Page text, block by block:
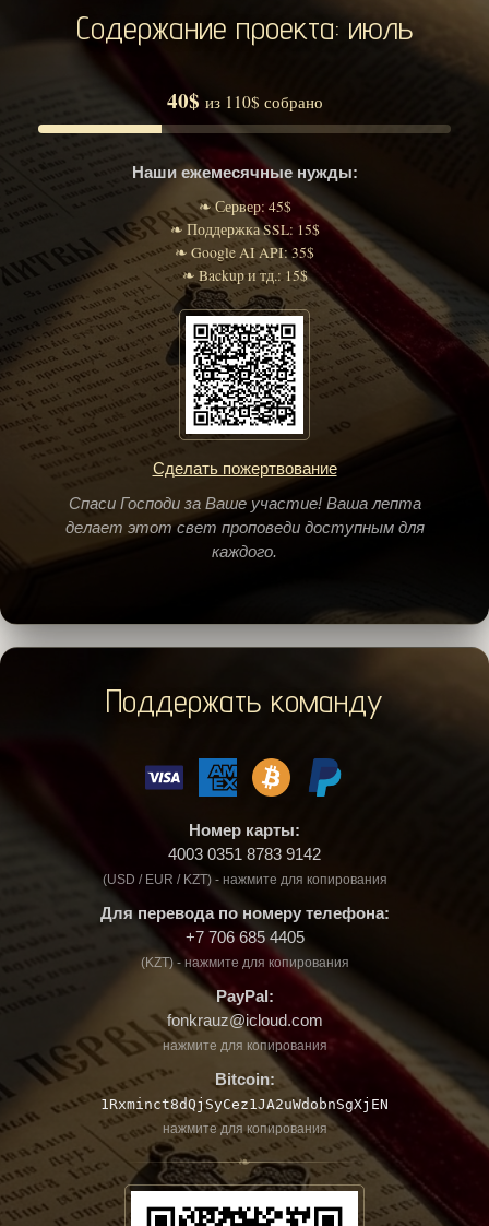
Содержание проекта: июль
40$ из 110$ собрано
Наши ежемесячные нужды:
❧ Сервер: 45$
❧ Поддержка SSL: 15$
❧ Google AI API: 35$
❧ Backup и тд.: 15$
Сделать пожертвование
Спаси Господи за Ваше участие! Ваша лепта
делает этот свет проповеди доступным для
каждого.
Поддержать команду
Номер карты:
4003 0351 8783 9142
(USD / EUR / KZT) - нажмите для копирования
Для перевода по номеру телефона:
+7 706 685 4405
(KZT) - нажмите для копирования
PayPal:
fonkrauz@icloud.com
нажмите для копирования
Bitcoin:
1Rxminct8dQjSyCez1JA2uWdobnSgXjEN
нажмите для копирования
❧